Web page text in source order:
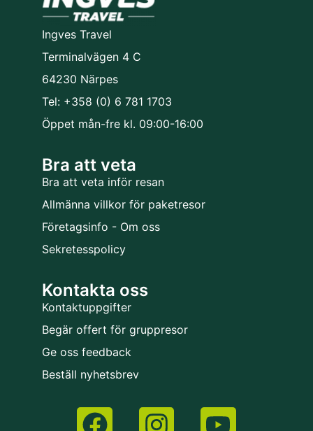
Ingves Travel
Terminalvägen 4 C
64230 Närpes
Tel: +358 (0) 6 781 1703
Öppet mån-fre kl. 09:00-16:00
Bra att veta
Bra att veta inför resan
Allmänna villkor för paketresor
Företagsinfo - Om oss
Sekretesspolicy
Kontakta oss
Kontaktuppgifter
Begär offert för gruppresor
Ge oss feedback
Beställ nyhetsbrev